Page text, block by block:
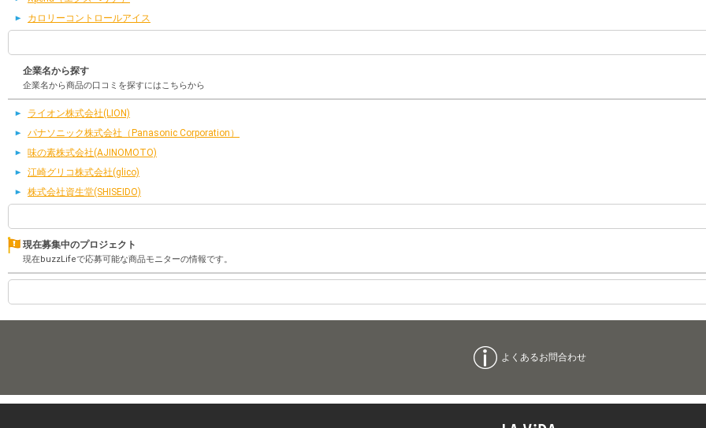
カロリーコントロールアイス
企業名から探す
企業名から商品の口コミを探すにはこちらから
ライオン株式会社(LION)
パナソニック株式会社（Panasonic Corporation）
味の素株式会社(AJINOMOTO)
江崎グリコ株式会社(glico)
株式会社資生堂(SHISEIDO)
現在募集中のプロジェクト
現在buzzLifeで応募可能な商品モニターの情報です。
よくあるお問合わせ